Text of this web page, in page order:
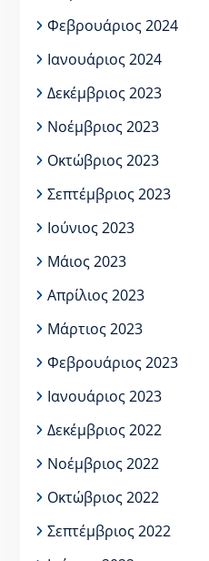
Φεβρουάριος 2024
Ιανουάριος 2024
Δεκέμβριος 2023
Νοέμβριος 2023
Οκτώβριος 2023
Σεπτέμβριος 2023
Ιούνιος 2023
Μάιος 2023
Απρίλιος 2023
Μάρτιος 2023
Φεβρουάριος 2023
Ιανουάριος 2023
Δεκέμβριος 2022
Νοέμβριος 2022
Οκτώβριος 2022
Σεπτέμβριος 2022